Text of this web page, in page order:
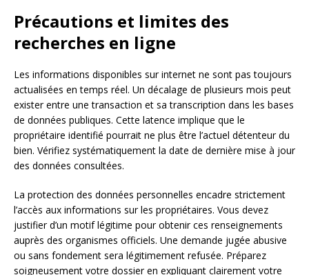
Précautions et limites des
recherches en ligne
Les informations disponibles sur internet ne sont pas toujours
actualisées en temps réel. Un décalage de plusieurs mois peut
exister entre une transaction et sa transcription dans les bases
de données publiques. Cette latence implique que le
propriétaire identifié pourrait ne plus être l’actuel détenteur du
bien. Vérifiez systématiquement la date de dernière mise à jour
des données consultées.
La protection des données personnelles encadre strictement
l’accès aux informations sur les propriétaires. Vous devez
justifier d’un motif légitime pour obtenir ces renseignements
auprès des organismes officiels. Une demande jugée abusive
ou sans fondement sera légitimement refusée. Préparez
soigneusement votre dossier en expliquant clairement votre